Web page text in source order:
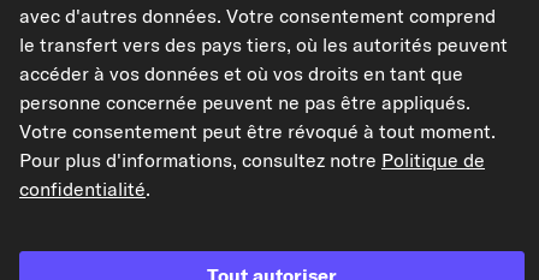
Vérifier la compatibilité
Choisissez un véhicule
Ajouter au panier
avec d'autres données. Votre consentement comprend
le transfert vers des pays tiers, où les autorités peuvent
accéder à vos données et où vos droits en tant que
personne concernée peuvent ne pas être appliqués.
Votre consentement peut être révoqué à tout moment.
Pour plus d'informations, consultez notre Politique de
confidentialité.
Tout autoriser